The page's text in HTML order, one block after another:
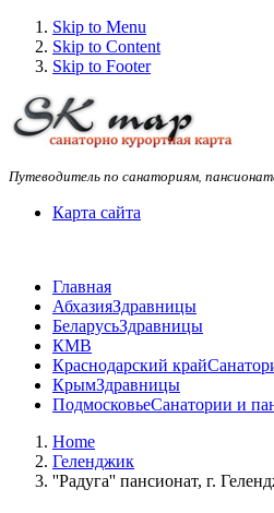
Skip to Menu
Skip to Content
Skip to Footer
Путеводитель по санаториям,
Карта сайта
Главная
АбхазияЗдравницы
БеларусьЗдравницы
КМВ
Краснодарский край
КрымЗдравницы
ПодмосковьеСанатории и
Home
Геленджик
''Радуга'' пансионат, г.